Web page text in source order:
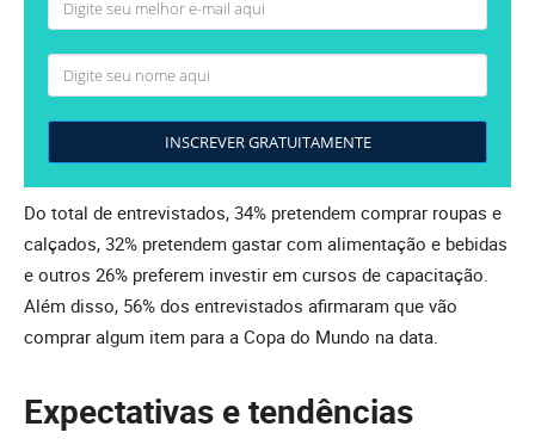
INSCREVER GRATUITAMENTE
Do total de entrevistados, 34% pretendem comprar roupas e
calçados, 32% pretendem gastar com alimentação e bebidas
e outros 26% preferem investir em cursos de capacitação.
Além disso, 56% dos entrevistados afirmaram que vão
comprar algum item para a Copa do Mundo na data.
Expectativas e tendências